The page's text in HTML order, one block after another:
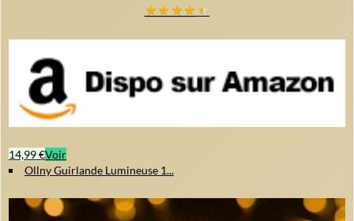
★★★★★
14,99 €Voir
Ollny Guirlande Lumineuse 1...